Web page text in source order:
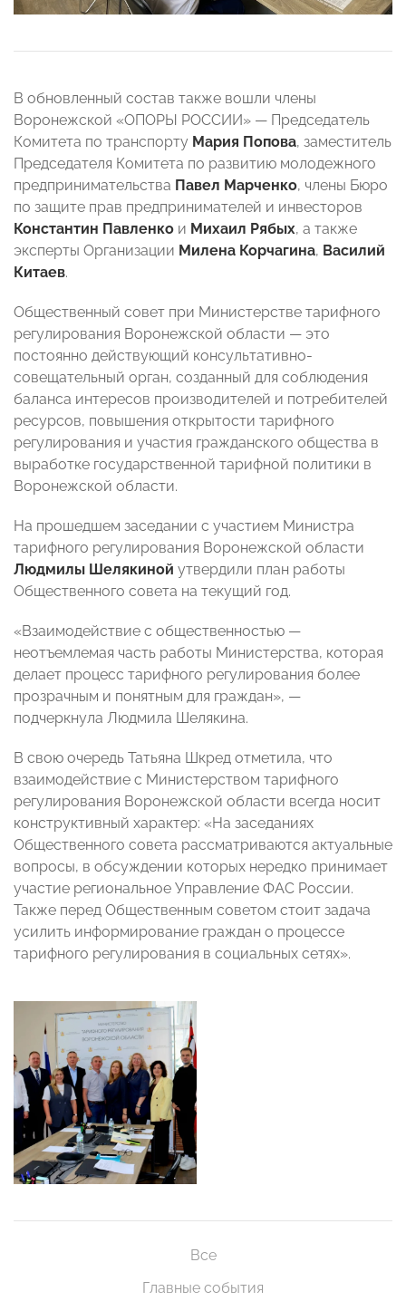
В обновленный состав также вошли члены
Воронежской «ОПОРЫ РОССИИ» — Председатель
Комитета по транспорту Мария Попова, заместитель
Председателя Комитета по развитию молодежного
предпринимательства Павел Марченко, члены Бюро
по защите прав предпринимателей и инвесторов
Константин Павленко и Михаил Рябых, а также
эксперты Организации Милена Корчагина, Василий
Китаев.
Общественный совет при Министерстве тарифного
регулирования Воронежской области — это
постоянно действующий консультативно-
совещательный орган, созданный для соблюдения
баланса интересов производителей и потребителей
ресурсов, повышения открытости тарифного
регулирования и участия гражданского общества в
выработке государственной тарифной политики в
Воронежской области.
На прошедшем заседании с участием Министра
тарифного регулирования Воронежской области
Людмилы Шелякиной утвердили план работы
Общественного совета на текущий год.
«Взаимодействие с общественностью —
неотъемлемая часть работы Министерства, которая
делает процесс тарифного регулирования более
прозрачным и понятным для граждан», —
подчеркнула Людмила Шелякина.
В свою очередь Татьяна Шкред отметила, что
взаимодействие с Министерством тарифного
регулирования Воронежской области всегда носит
конструктивный характер: «На заседаниях
Общественного совета рассматриваются актуальные
вопросы, в обсуждении которых нередко принимает
участие региональное Управление ФАС России.
Также перед Общественным советом стоит задача
усилить информирование граждан о процессе
тарифного регулирования в социальных сетях».
Все
Главные события